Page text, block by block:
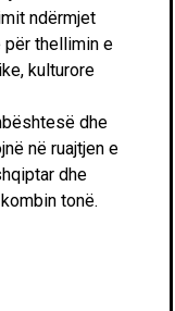
ndërmjet
për thellimin e
kulturore
dhe
në ruajtjen e
dhe
tonë.